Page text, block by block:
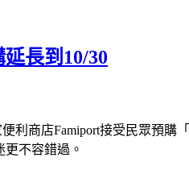
長到10/30
利商店Famiport接受民眾預
不容錯過。